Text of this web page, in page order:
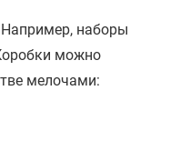
Например, наборы
можно
мелочами: